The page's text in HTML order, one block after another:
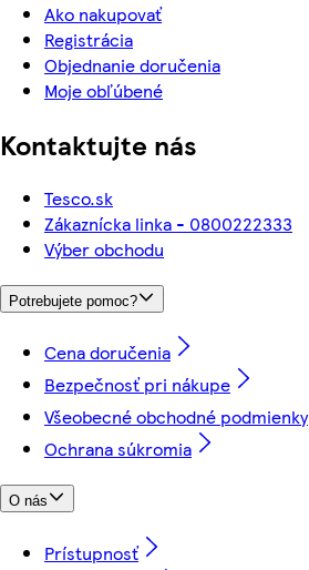
Ako nakupovať
Registrácia
Objednanie doručenia
Moje obľúbené
Kontaktujte nás
Tesco.sk
Zákaznícka linka - 0800222333
Výber obchodu
Potrebujete pomoc?
Cena doručenia
Bezpečnosť pri nákupe
Všeobecné obchodné podmienky
Ochrana súkromia
O nás
Prístupnosť